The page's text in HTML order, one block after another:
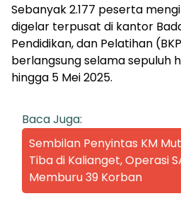
Sebanyak 2.177 peserta
digelar terpusat di kantor
Pendidikan, dan Pelatihan
berlangsung selama sepuluh
hingga 5 Mei 2025.
Baca Juga:
Sembilan Penyintas KM
Tiba di Kalianget, Operasi
Memburu 39 Korban